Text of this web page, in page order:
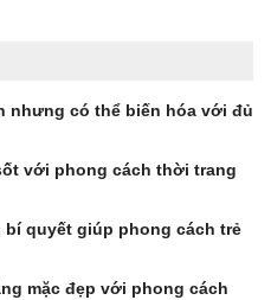
nhưng có thể biến hóa với đủ
với phong cách thời trang
quyết giúp phong cách trẻ
mặc đẹp với phong cách